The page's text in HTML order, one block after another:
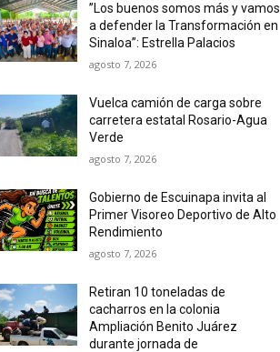
”Los buenos somos más y vamos
a defender la Transformación en
Sinaloa”: Estrella Palacios
agosto 7, 2026
Vuelca camión de carga sobre
carretera estatal Rosario-Agua
Verde
agosto 7, 2026
Gobierno de Escuinapa invita al
Primer Visoreo Deportivo de Alto
Rendimiento
agosto 7, 2026
Retiran 10 toneladas de
cacharros en la colonia
Ampliación Benito Juárez
durante jornada de